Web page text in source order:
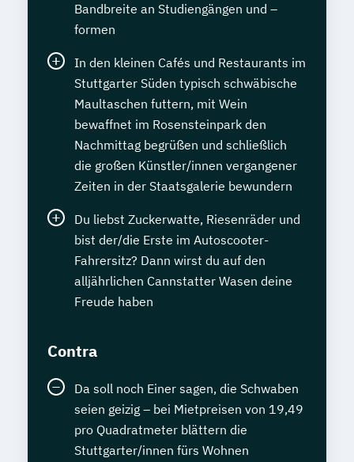
Bandbreite an Studiengängen und –
formen
In den kleinen Cafés und Restaurants im
Stuttgarter Süden typisch schwäbische
Maultaschen futtern, mit Wein
bewaffnet im Rosensteinpark den
Nachmittag begrüßen und schließlich
die großen Künstler/innen vergangener
Zeiten in der Staatsgalerie bewundern
Du liebst Zuckerwatte, Riesenräder und
bist der/die Erste im Autoscooter-
Fahrersitz? Dann wirst du auf den
alljährlichen Cannstatter Wasen deine
Freude haben
Contra
Da soll noch Einer sagen, die Schwaben
seien geizig – bei Mietpreisen von 19,49
pro Quadratmeter blättern die
Stuttgarter/innen fürs Wohnen